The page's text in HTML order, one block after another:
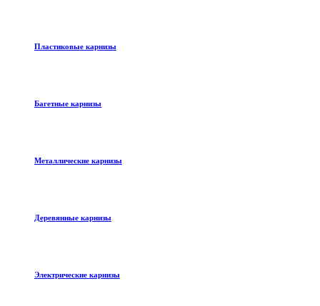
Пластиковые карнизы
Багетные карнизы
Металлические карнизы
Деревянные карнизы
Электрические карнизы